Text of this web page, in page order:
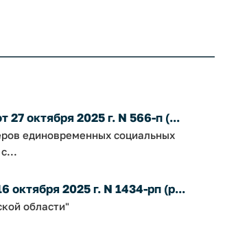
27 октября 2025 г. N 566-п (...
единовременных социальных
октября 2025 г. N 1434-рп (р...
области"